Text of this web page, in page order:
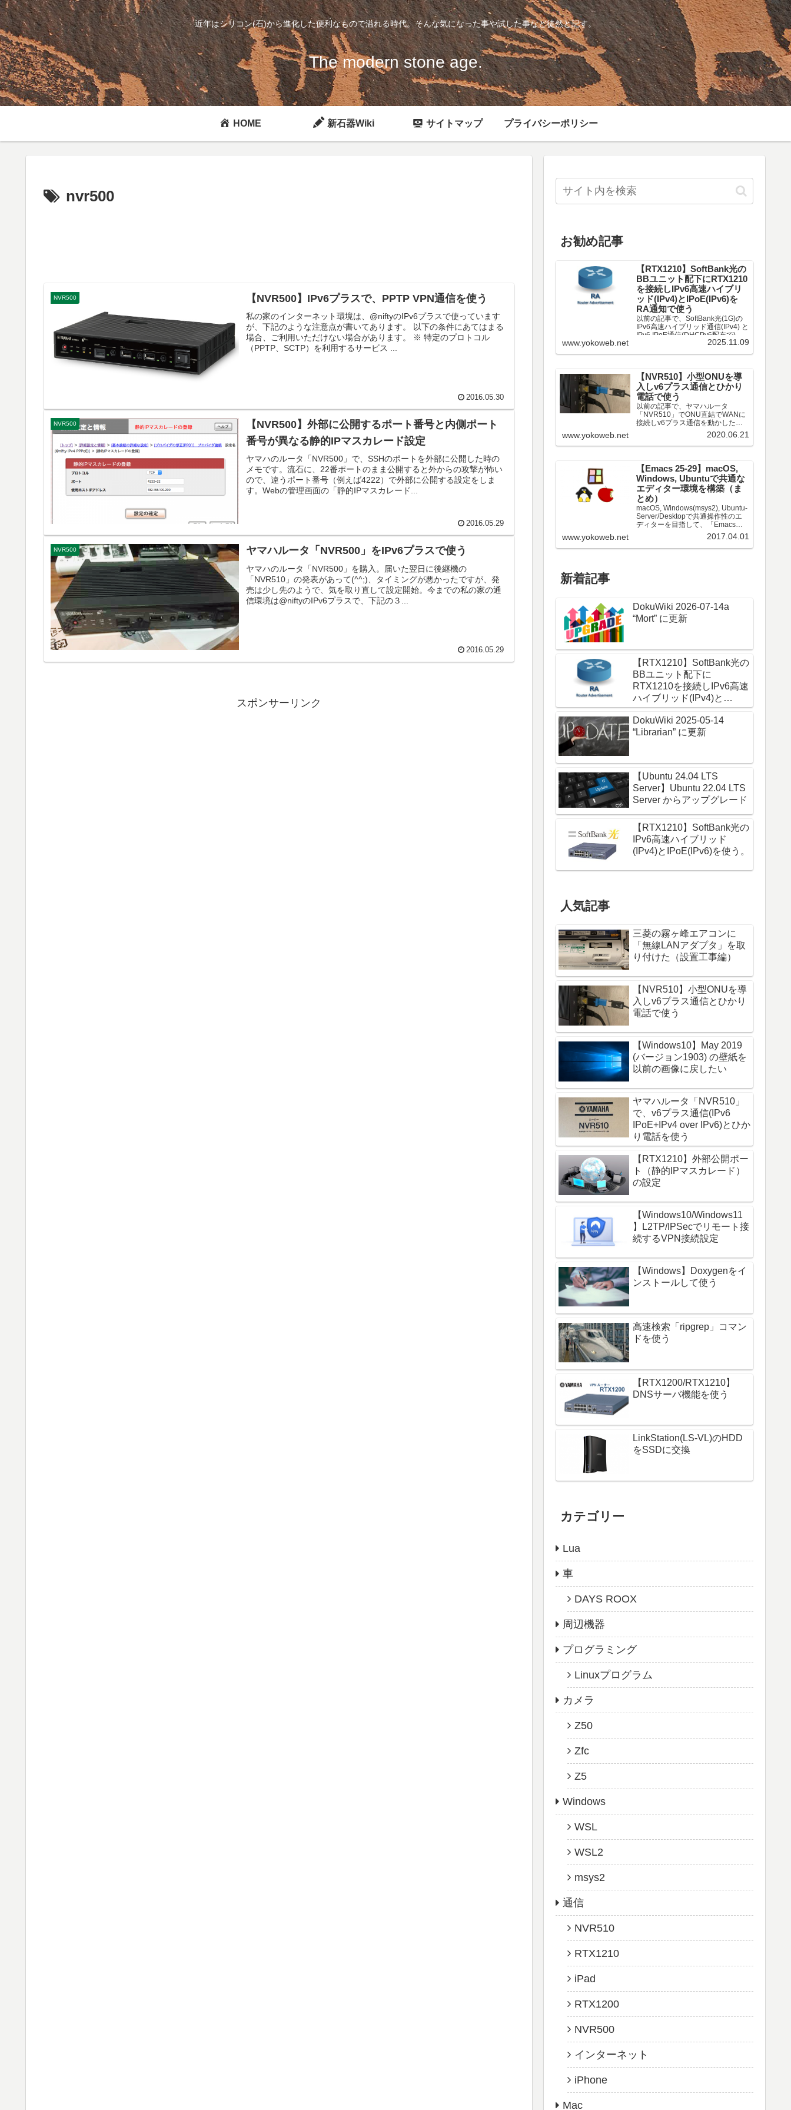
近年はシリコン(石)から進化した便利なもので溢れる時代。そんな気になった事や試した事など徒然と記す。
The modern stone age.
HOME 新石器Wiki サイトマップ プライバシーポリシー
nvr500
NVR500 【NVR500】IPv6プラスで、PPTP VPN通信を使う
私の家のインターネット環境は、@niftyのIPv6プラスで使っています
が、下記のような注意点が書いてあります。 以下の条件にあてはまる
場合、ご利用いただけない場合があります。 ※ 特定のプロトコル
（PPTP、SCTP）を利用するサービス ...
2016.05.30
NVR500
【NVR500】外部に公開するポート番号と内側ポート
番号が異なる静的IPマスカレード設定
ヤマハのルータ「NVR500」で、SSHのポートを外部に公開した時の
メモです。流石に、22番ポートのまま公開すると外からの攻撃が怖い
ので、違うポート番号（例えば4222）で外部に公開する設定をしま
す。Webの管理画面の「静的IPマスカレード...
2016.05.29
NVR500 ヤマハルータ「NVR500」をIPv6プラスで使う
ヤマハのルータ「NVR500」を購入。届いた翌日に後継機の
「NVR510」の発表があって(^^;)、タイミングが悪かったですが、発
売は少し先のようで、気を取り直して設定開始。今までの私の家の通
信環境は@niftyのIPv6プラスで、下記の３...
2016.05.29
スポンサーリンク
お勧め記事
【RTX1210】SoftBank光の
BBユニット配下にRTX1210
を接続しIPv6高速ハイブリ
ッド(IPv4)とIPoE(IPv6)を
RA通知で使う
以前の記事で、SoftBank光(1G)の
IPv6高速ハイブリッド通信(IPv4) と
IPv6 IPoE通信(DHCPv6配布で)は
別配線でNTTのホームゲートウェイ
www.yokoweb.net 2025.11.09
【NVR510】小型ONUを導
入しv6プラス通信とひかり
電話で使う
以前の記事で、ヤマハルータ
「NVR510」でONU直結でWANに
接続しv6プラス通信を動かした。
続いて、WANを「小型ONU」に交
換したので備忘録を残す。小型
ONUの申し込み小型ONUは、ルー
ONUデバイス。N...
www.yokoweb.net 2020.06.21
【Emacs 25-29】macOS,
Windows, Ubuntuで共通な
エディター環境を構築（ま
とめ）
macOS, Windows(msys2), Ubuntu-
Server/Desktopで共通操作性のエ
ディターを目指して、「Emacs」
環境を構築してきた。私も実際に
使ってきて実用的になってきた。
本サイトでも断片的に紹介してき
www.yokoweb.net 2017.04.01
新着記事
DokuWiki 2026-07-14a
“Mort” に更新
【RTX1210】SoftBank光の
BBユニット配下に
RTX1210を接続しIPv6高速
ハイブリッド(IPv4)と
IPoE(IPv6)をRA通知で使う
DokuWiki 2025-05-14
“Librarian” に更新
【Ubuntu 24.04 LTS
Server】Ubuntu 22.04 LTS
Server からアップグレード
【RTX1210】SoftBank光の
IPv6高速ハイブリッド
(IPv4)とIPoE(IPv6)を使う。
人気記事
三菱の霧ヶ峰エアコンに
「無線LANアダプタ」を取
り付けた（設置工事編）
【NVR510】小型ONUを導
入しv6プラス通信とひかり
電話で使う
【Windows10】May 2019
(バージョン1903) の壁紙を
以前の画像に戻したい
ヤマハルータ「NVR510」
で、v6プラス通信(IPv6
IPoE+IPv4 over IPv6)とひか
り電話を使う
【RTX1210】外部公開ポー
ト（静的IPマスカレード）
の設定
【Windows10/Windows11
】L2TP/IPSecでリモート接
続するVPN接続設定
【Windows】Doxygenをイ
ンストールして使う
高速検索「ripgrep」コマン
ドを使う
【RTX1200/RTX1210】
DNSサーバ機能を使う
LinkStation(LS-VL)のHDD
をSSDに交換
カテゴリー
Lua
車
DAYS ROOX
周辺機器
プログラミング
Linuxプログラム
カメラ
Z50
Zfc
Z5
Windows
WSL
WSL2
msys2
通信
NVR510
RTX1210
iPad
RTX1200
NVR500
インターネット
iPhone
Mac